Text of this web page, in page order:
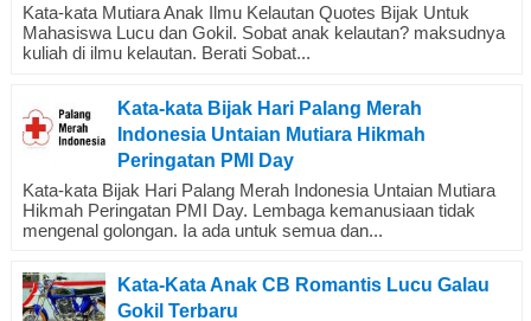
Kata-kata Mutiara Anak Ilmu Kelautan Quotes Bijak Untuk
Mahasiswa Lucu dan Gokil. Sobat anak kelautan? maksudnya
kuliah di ilmu kelautan. Berati Sobat...
Kata-kata Bijak Hari Palang Merah
Indonesia Untaian Mutiara Hikmah
Peringatan PMI Day
Kata-kata Bijak Hari Palang Merah Indonesia Untaian Mutiara
Hikmah Peringatan PMI Day. Lembaga kemanusiaan tidak
mengenal golongan. Ia ada untuk semua dan...
Kata-Kata Anak CB Romantis Lucu Galau
Gokil Terbaru